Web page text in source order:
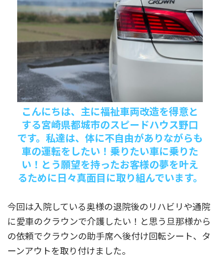
こんにちは、主に福祉車両改造を得意と
する宮崎県都城市のスピードハウス野口
です。私達は、体に不自由がありながらも
車の運転をしたい！乗りたい車に乗りた
い！とう願望を持ったお客様の夢を叶え
るために日々真面目に取り組んでいます。
今回は入院している奥様の退院後のリハビリや通院
に愛車のクラウンで介護したい！と思う旦那様から
の依頼でクラウンの助手席へ後付け回転シート、タ
ーンアウトを取り付けました。